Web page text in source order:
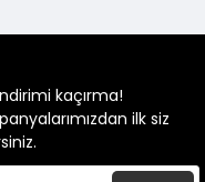
kaçırma!
ilk siz